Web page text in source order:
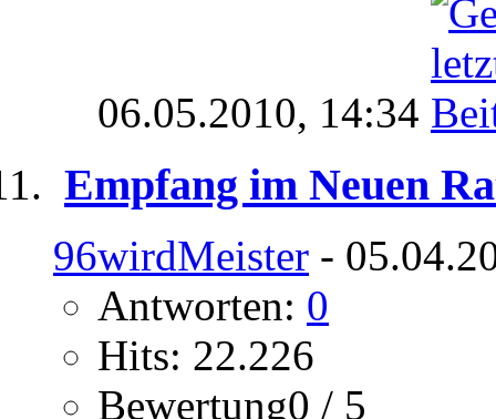
06.05.2010, 14:34
Empfang im Neuen
96wirdMeister -
Antworten: 0
Hits: 22.226
Bewertung0 / 5